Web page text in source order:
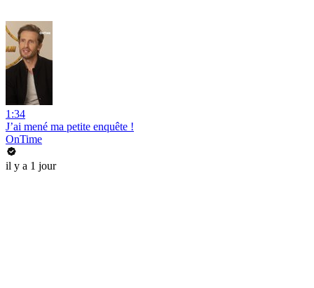
1:34
J’ai mené ma petite enquête !
OnTime
il y a 1 jour